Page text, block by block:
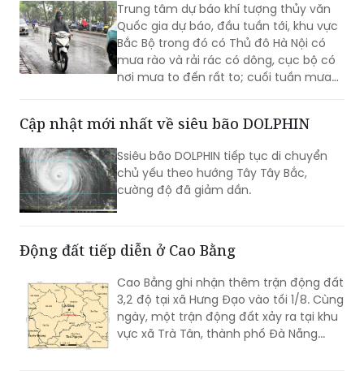
Trung tâm dự báo khí tượng thủy văn
Quốc gia dự báo, đầu tuần tới, khu vực
Bắc Bộ trong đó có Thủ đô Hà Nội có
mưa rào và rải rác có dông, cục bộ có
nơi mưa to đến rất to; cuối tuần mưa
Cập nhật mới nhất về siêu bão DOLPHIN
Ssiêu bão DOLPHIN tiếp tục di chuyển
chủ yếu theo hướng Tây Tây Bắc,
cường độ đã giảm dần.
Động đất tiếp diễn ở Cao Bằng
Cao Bằng ghi nhận thêm trận động đất
3,2 độ tại xã Hưng Đạo vào tối 1/8. Cùng
ngày, một trận động đất xảy ra tại khu
vực xã Trà Tân, thành phố Đà Nẵng...